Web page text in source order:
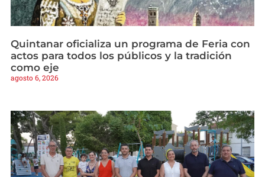
Quintanar oficializa un programa de Feria con
actos para todos los públicos y la tradición
como eje
agosto 6, 2026